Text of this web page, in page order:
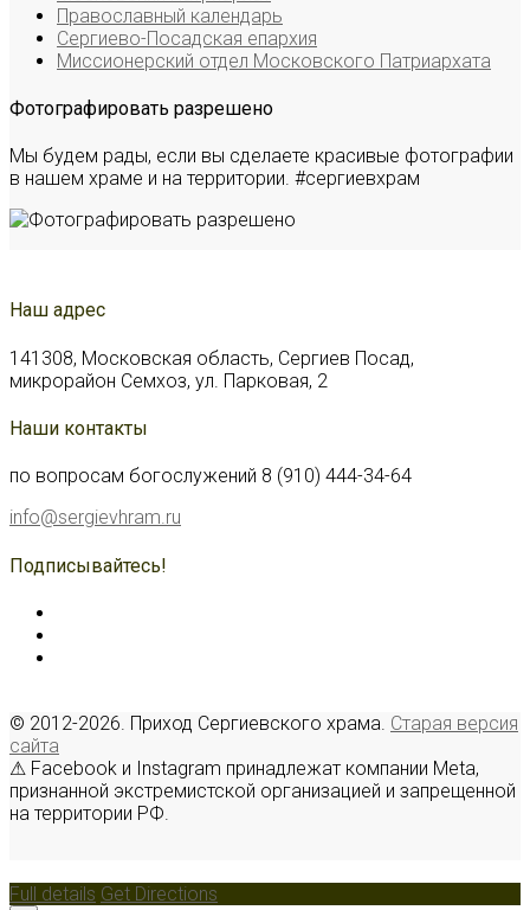
Православный календарь
Сергиево-Посадская епархия
Миссионерский отдел Московского Патриархата
Фотографировать разрешено
Мы будем рады, если вы сделаете красивые фотографии
в нашем храме и на территории. #сергиевхрам
Наш адрес
141308, Московская область, Сергиев Посад,
микрорайон Семхоз, ул. Парковая, 2
Наши контакты
по вопросам богослужений 8 (910) 444-34-64
info@sergievhram.ru
Подписывайтесь!
© 2012-2026. Приход Сергиевского храма. Старая версия
сайта
⚠ Facebook и Instagram принадлежат компании Meta,
признанной экстремистской организацией и запрещенной
на территории РФ.
Full details Get Directions